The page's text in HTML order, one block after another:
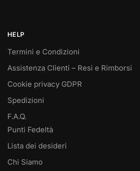
HELP
Termini e Condizioni
Assistenza Clienti – Resi e Rimborsi
Cookie privacy GDPR
Spedizioni
F.A.Q.
Punti Fedeltà
Lista dei desideri
Chi Siamo